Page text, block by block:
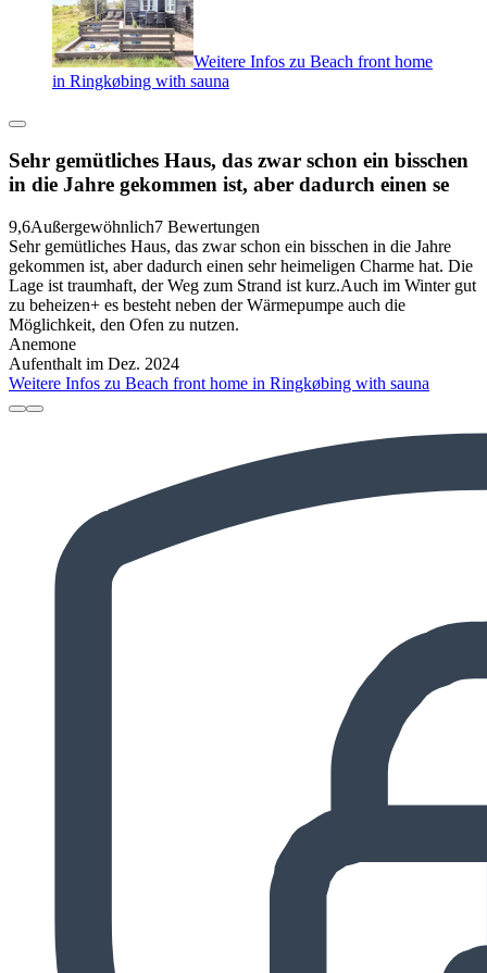
Weitere Infos zu Beach front home
in Ringkøbing with sauna
Sehr gemütliches Haus, das zwar schon ein bisschen
in die Jahre gekommen ist, aber dadurch einen se
9,6Außergewöhnlich7 Bewertungen
Sehr gemütliches Haus, das zwar schon ein bisschen in die Jahre
gekommen ist, aber dadurch einen sehr heimeligen Charme hat. Die
Lage ist traumhaft, der Weg zum Strand ist kurz.Auch im Winter gut
zu beheizen+ es besteht neben der Wärmepumpe auch die
Möglichkeit, den Ofen zu nutzen.
Anemone
Aufenthalt im Dez. 2024
Weitere Infos zu Beach front home in Ringkøbing with sauna